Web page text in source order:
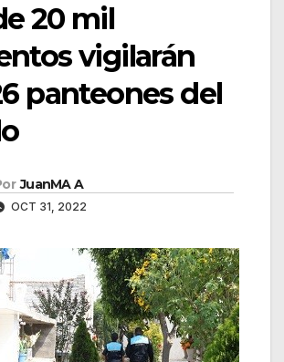
20 mil
vigilarán
panteones del
JuanMA A
OCT 31, 2022